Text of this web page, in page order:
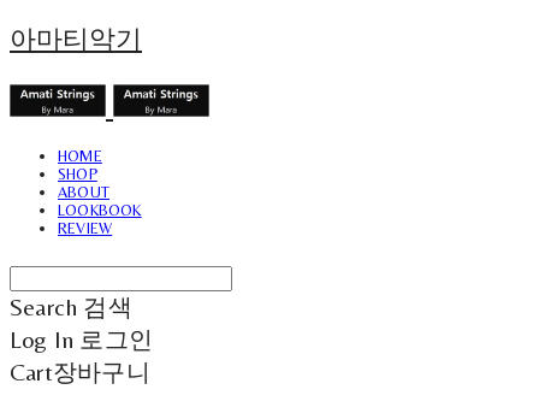
아마티악기
HOME
SHOP
ABOUT
LOOKBOOK
REVIEW
Search 검색
Log In 로그인
Cart장바구니